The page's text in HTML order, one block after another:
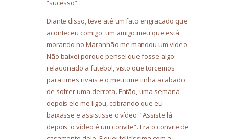
“sucesso”…
Diante disso, teve até um fato engraçado que
aconteceu comigo: um amigo meu que está
morando no Maranhão me mandou um vídeo.
Não baixei porque pensei que fosse algo
relacionado a futebol, visto que torcemos
para times rivais e o meu time tinha acabado
de sofrer uma derrota. Então, uma semana
depois ele me ligou, cobrando que eu
baixasse e assistisse o vídeo: “Assiste lá
depois, o vídeo é um convite”. Era o convite de